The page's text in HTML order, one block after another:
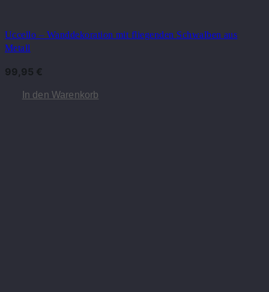
Uccello – Wanddekoration mit fliegenden Schwalben aus
Metall
99,95 €
In den Warenkorb